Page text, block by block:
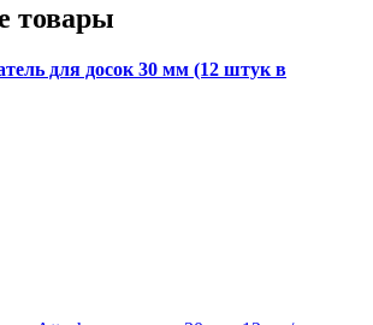
товары
для досок 30 мм (12 штук в